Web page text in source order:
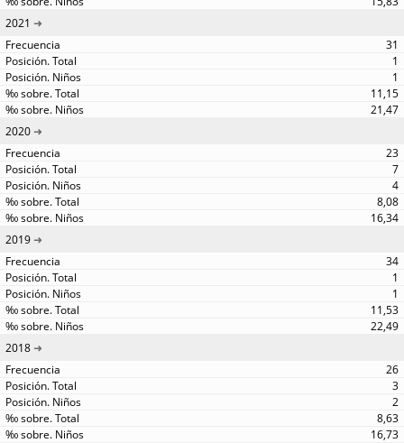
2021
31
1
1
11,15
21,47
2020
23
7
4
8,08
16,34
2019
34
1
1
11,53
22,49
2018
26
3
2
8,63
16,73